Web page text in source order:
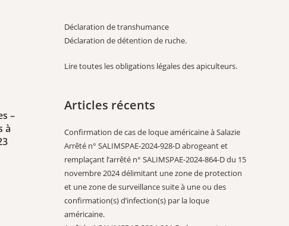
–
à
Déclaration de transhumance
Déclaration de détention de ruche.
Lire toutes les obligations légales des apiculteurs.
Articles récents
Confirmation de cas de loque américaine à Salazie
Arrêté n° SALIMSPAE-2024-928-D abrogeant et
remplaçant l’arrêté n° SALIMSPAE-2024-864-D du 15
novembre 2024 délimitant une zone de protection
et une zone de surveillance suite à une ou des
confirmation(s) d’infection(s) par la loque
américaine.